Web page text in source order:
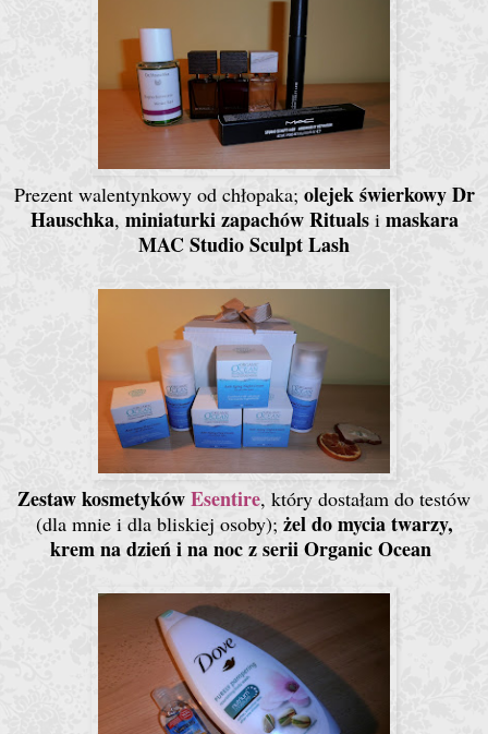
Prezent walentynkowy od chłopaka; olejek świerkowy Dr
Hauschka, miniaturki zapachów Ritualsi maskara
MAC Studio Sculpt Lash
Zestaw kosmetykówEsentire, który dostałam do testów
(dla mnie i dla bliskiej osoby); żel do mycia twarzy,
krem na dzień i na noc z serii Organic Ocean